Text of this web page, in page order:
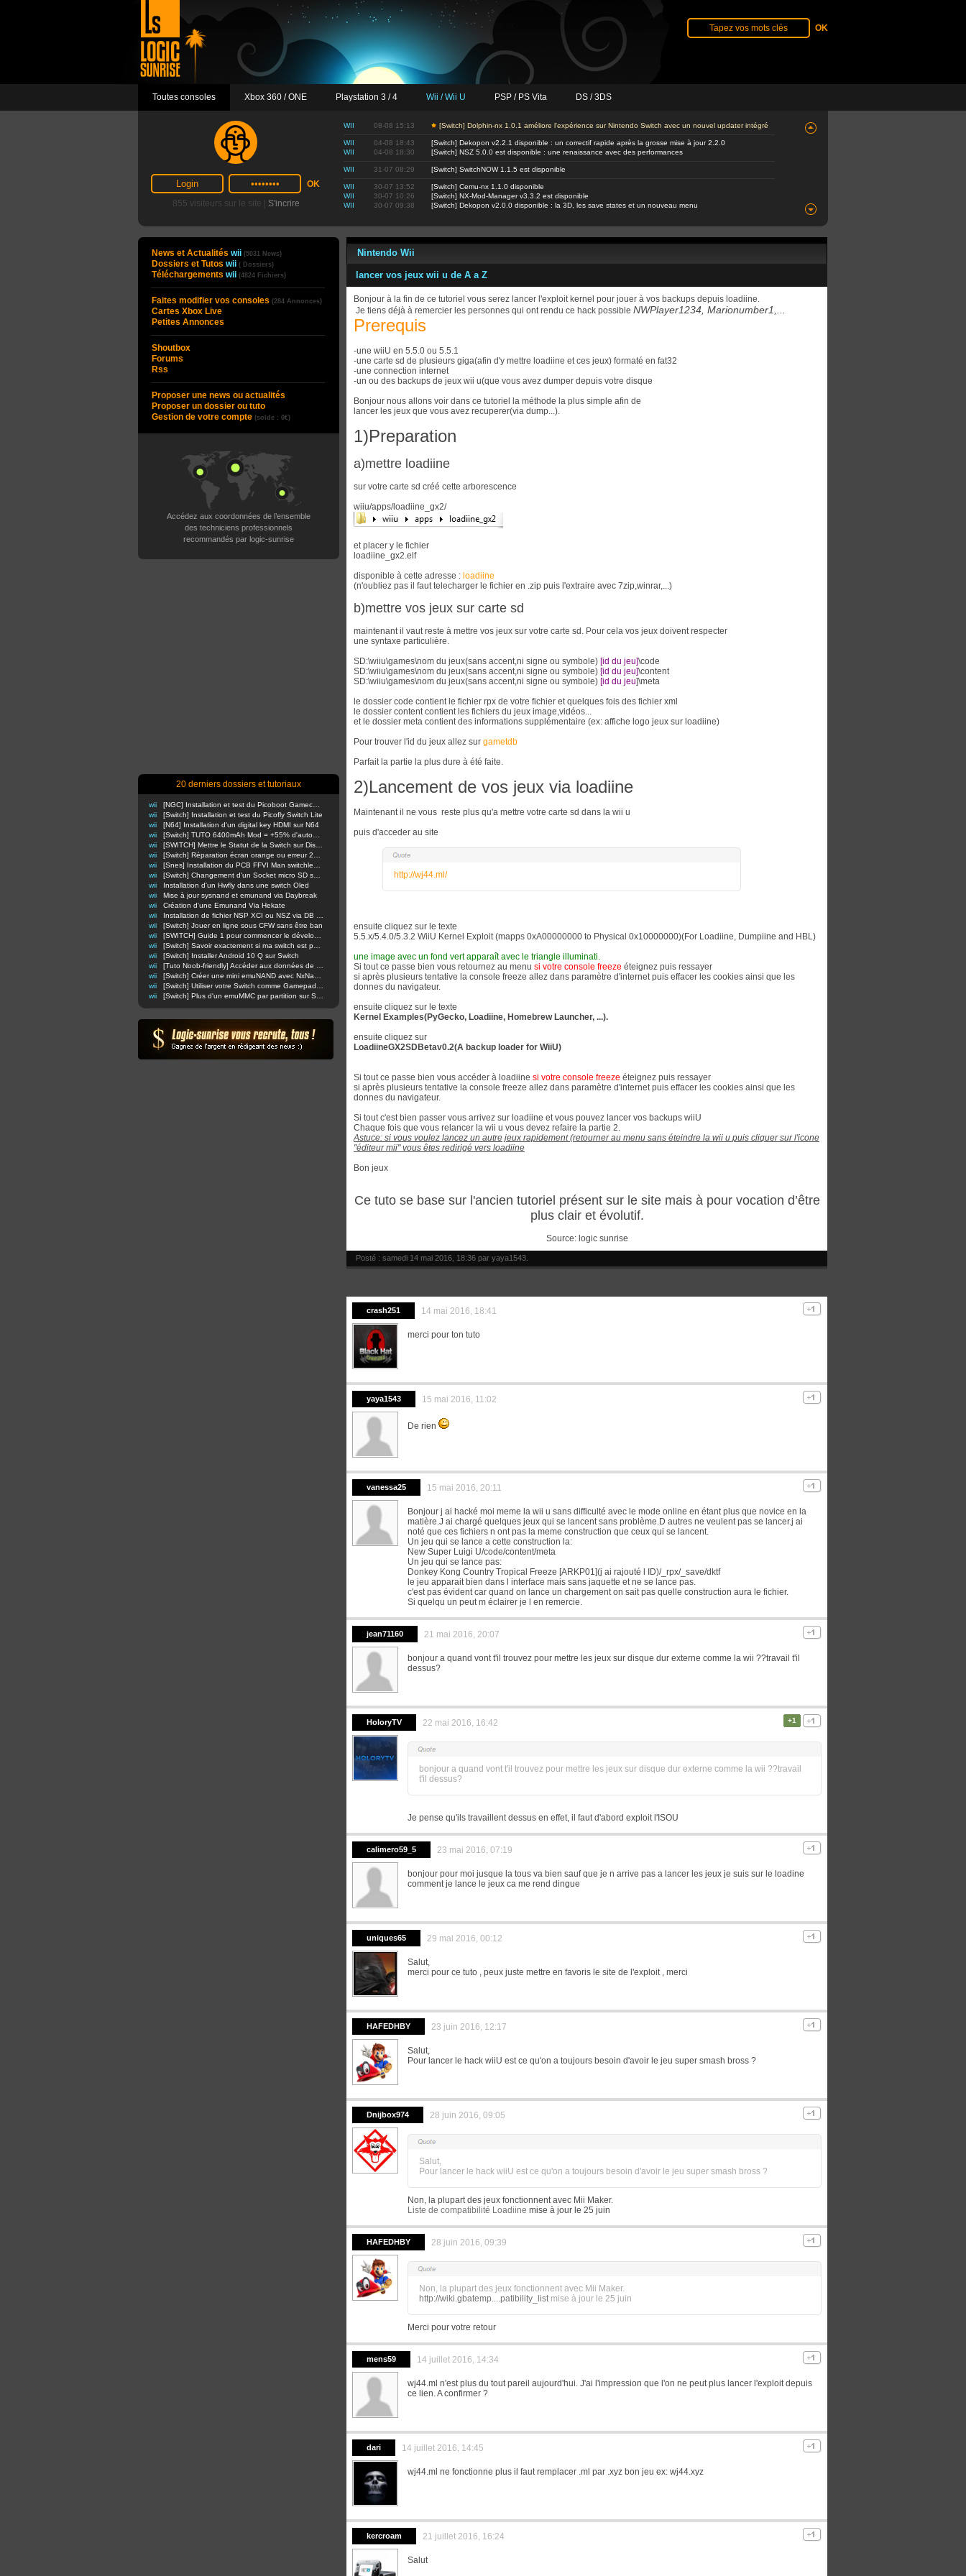
Toutes consoles Xbox 360 / ONE Playstation 3 / 4 Wii / Wii U PSP / PS Vita DS / 3DS
855 visiteurs sur le site | S'incrire
WII 08-08 15:13 [Switch] Dolphin-nx 1.0.1 améliore l'expérience sur Nintendo Switch avec un nouvel updater intégré
WII 04-08 18:43
[Switch] Dekopon v2.2.1 disponible : un correctif rapide après la grosse mise à jour 2.2.0
WII
04-08 18:30 [Switch] NSZ 5.0.0 est disponible : une renaissance avec des performances
WII 31-07 08:29 [Switch] SwitchNOW 1.1.5 est disponible
WII 30-07 13:52
[Switch] Cemu-nx 1.1.0 disponible
WII
30-07 10:26
[Switch] NX-Mod-Manager v3.3.2 est disponible
WII
30-07 09:38 [Switch] Dekopon v2.0.0 disponible : la 3D, les save states et un nouveau menu
News et Actualités wii (5031 News)
Dossiers et Tutos wii ( Dossiers)
Téléchargements wii (4824 Fichiers)
Faites modifier vos consoles (284 Annonces)
Cartes Xbox Live
Petites Annonces
Shoutbox
Forums
Rss
Proposer une news ou actualités
Proposer un dossier ou tuto
Gestion de votre compte (solde : 0€)
Accédez aux coordonnées de l’ensemble
des techniciens professionnels
recommandés par logic-sunrise
20 derniers dossiers et tutoriaux
wii
wii
[Switch] Installation et test du Picofly Switch Lite
wii
[N64] Installation d'un digital key HDMI sur N64
wii
wii
wii
wii
wii
wii
Installation d'un Hwfly dans une switch Oled
wii
Mise à jour sysnand et emunand via Daybreak
wii
Création d'une Emunand Via Hekate
wii
wii
[Switch] Jouer en ligne sous CFW sans être ban
wii
wii
wii
[Switch] Installer Android 10 Q sur Switch
wii
wii
wii
wii
Nintendo Wii
lancer vos jeux wii u de A a Z
Bonjour à la fin de ce tutoriel vous serez lancer l'exploit kernel pour jouer à vos backups depuis loadiine.
Je tiens déjà à remercier les personnes qui ont rendu ce hack possible NWPlayer1234, Marionumber1,...
Prerequis
-une wiiU en 5.5.0 ou 5.5.1
-une carte sd de plusieurs giga(afin d'y mettre loadiine et ces jeux) formaté en fat32
-une connection internet
-un ou des backups de jeux wii u(que vous avez dumper depuis votre disque
Bonjour nous allons voir dans ce tutoriel la méthode la plus simple afin de
lancer les jeux que vous avez recuperer(via dump...).
1)Preparation
a)mettre loadiine
sur votre carte sd créé cette arborescence
wiiu/apps/loadiine_gx2/
et placer y le fichier
loadiine_gx2.elf
disponible à cette adresse : loadiine
(n'oubliez pas il faut telecharger le fichier en .zip puis l'extraire avec 7zip,winrar,...)
b)mettre vos jeux sur carte sd
maintenant il vaut reste à mettre vos jeux sur votre carte sd. Pour cela vos jeux doivent respecter
une syntaxe particulière.
SD:\wiiu\games\nom du jeux(sans accent,ni signe ou symbole) [id du jeu]\code
SD:\wiiu\games\nom du jeux(sans accent,ni signe ou symbole) [id du jeu]\content
SD:\wiiu\games\nom du jeux(sans accent,ni signe ou symbole) [id du jeu]\meta
le dossier code contient le fichier rpx de votre fichier et quelques fois des fichier xml
le dossier content contient les fichiers du jeux image,vidéos...
et le dossier meta contient des informations supplémentaire (ex: affiche logo jeux sur loadiine)
Pour trouver l'id du jeux allez sur gametdb
Parfait la partie la plus dure à été faite.
2)Lancement de vos jeux via loadiine
Maintenant il ne vous reste plus qu'a mettre votre carte sd dans la wii u
puis d'acceder au site
http://wj44.ml/
ensuite cliquez sur le texte
5.5.x/5.4.0/5.3.2 WiiU Kernel Exploit (mapps 0xA00000000 to Physical 0x10000000)(For Loadiine, Dumpiine and HBL)
une image avec un fond vert apparaît avec le triangle illuminati.
Si tout ce passe bien vous retournez au menu si votre console freeze éteignez puis ressayer
si après plusieurs tentative la console freeze allez dans paramètre d'internet puis effacer les cookies ainsi que les
donnes du navigateur.
ensuite cliquez sur le texte
Kernel Examples(PyGecko, Loadiine, Homebrew Launcher, ...).
ensuite cliquez sur
LoadiineGX2SDBetav0.2(A backup loader for WiiU)
Si tout ce passe bien vous accéder à loadiine si votre console freeze éteignez puis ressayer
si après plusieurs tentative la console freeze allez dans paramètre d'internet puis effacer les cookies ainsi que les
donnes du navigateur.
Si tout c'est bien passer vous arrivez sur loadiine et vous pouvez lancer vos backups wiiU
Chaque fois que vous relancer la wii u vous devez refaire la partie 2.
Astuce: si vous voulez lancez un autre jeux rapidement (retourner au menu sans éteindre la wii u puis cliquer sur l'icone
"éditeur mii" vous êtes redirigé vers loadiine
Bon jeux
Ce tuto se base sur l'ancien tutoriel présent sur le site mais à pour vocation d’être
plus clair et évolutif.
Source: logic sunrise
Posté : samedi 14 mai 2016, 18:36 par yaya1543
crash251 14 mai 2016, 18:41
merci pour ton tuto
yaya1543 15 mai 2016, 11:02
De rien
vanessa25 15 mai 2016, 20:11
Bonjour j ai hacké moi meme la wii u sans difficulté avec le mode online en étant plus que novice en la
matière.J ai chargé quelques jeux qui se lancent sans problème.D autres ne veulent pas se lancer.j ai
noté que ces fichiers n ont pas la meme construction que ceux qui se lancent.
Un jeu qui se lance a cette construction la:
New Super Luigi U/code/content/meta
Un jeu qui se lance pas:
Donkey Kong Country Tropical Freeze [ARKP01](j ai rajouté l ID)/_rpx/_save/dktf
le jeu apparait bien dans l interface mais sans jaquette et ne se lance pas.
c'est pas évident car quand on lance un chargement on sait pas quelle construction aura le fichier.
Si quelqu un peut m éclairer je l en remercie.
jean71160 21 mai 2016, 20:07
bonjour a quand vont t'il trouvez pour mettre les jeux sur disque dur externe comme la wii ??travail t'il
dessus?
HoloryTV 22 mai 2016, 16:42 +1
bonjour a quand vont t'il trouvez pour mettre les jeux sur disque dur externe comme la wii ??travail
t'il dessus?
Je pense qu'ils travaillent dessus en effet, il faut d'abord exploit l'ISOU
calimero59_5 23 mai 2016, 07:19
bonjour pour moi jusque la tous va bien sauf que je n arrive pas a lancer les jeux je suis sur le loadine
comment je lance le jeux ca me rend dingue
uniques65 29 mai 2016, 00:12
Salut,
merci pour ce tuto , peux juste mettre en favoris le site de l'exploit , merci
HAFEDHBY 23 juin 2016, 12:17
Salut,
Pour lancer le hack wiiU est ce qu'on a toujours besoin d'avoir le jeu super smash bross ?
Dnijbox974 28 juin 2016, 09:05
Salut,
Pour lancer le hack wiiU est ce qu'on a toujours besoin d'avoir le jeu super smash bross ?
Non, la plupart des jeux fonctionnent avec Mii Maker.
Liste de compatibilité Loadiine mise à jour le 25 juin
HAFEDHBY 28 juin 2016, 09:39
Non, la plupart des jeux fonctionnent avec Mii Maker.
http://wiki.gbatemp....patibility_listmise à jour le 25 juin
Merci pour votre retour
mens59 14 juillet 2016, 14:34
wj44.ml n'est plus du tout pareil aujourd'hui. J'ai l'impression que l'on ne peut plus lancer l'exploit depuis
ce lien. A confirmer ?
dari 14 juillet 2016, 14:45
wj44.ml ne fonctionne plus il faut remplacer .ml par .xyz bon jeu ex: wj44.xyz
kercroam 21 juillet 2016, 16:24
Salut